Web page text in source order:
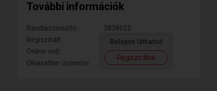
További információk
Randiazonosító:
3838625
Regisztrált:
Online volt:
Olvasatlan üzenetei:
Belépve láthatod
Regisztrálok